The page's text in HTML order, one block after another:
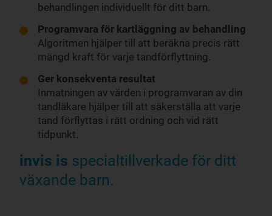
behandlingen individuellt för ditt barn.
Programvara för kartläggning av behandling
Algoritmen hjälper till att beräkna precis rätt
mängd kraft för varje tandförflyttning.
Ger konsekventa resultat
Inmatningen av värden i programvaran av din
tandläkare hjälper till att säkerställa att varje
tand förflyttas i rätt ordning och vid rätt
tidpunkt.
invis is specialtillverkade för ditt
växande barn.